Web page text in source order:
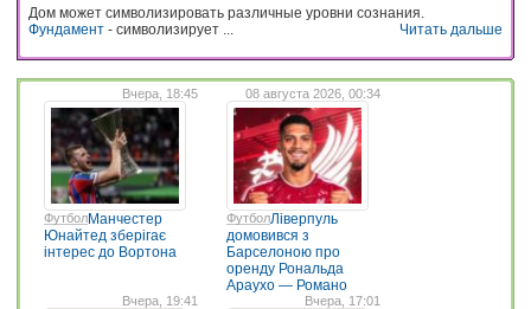
Дом может символизировать различные уровни сознания.
Фундамент - символизирует ... Читать дальше
Вчера, 18:45
ФутболМанчестер
Юнайтед зберігає
інтерес до Вортона
08 августа 2026, 00:34
ФутболЛіверпуль
домовився з
Барселоною про
оренду Рональда
Араухо — Романо
Вчера, 19:41 Вчера, 17:01